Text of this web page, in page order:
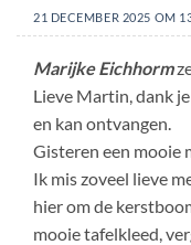
21 DECEMBER 2025 OM
Marijke Eichhorm
Lieve Martin, dank
en kan ontvangen.
Gisteren een mooie
Ik mis zoveel lieve
hier om de
mooie tafelkleed,